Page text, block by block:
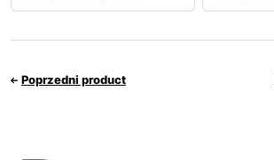
Poprzedni product